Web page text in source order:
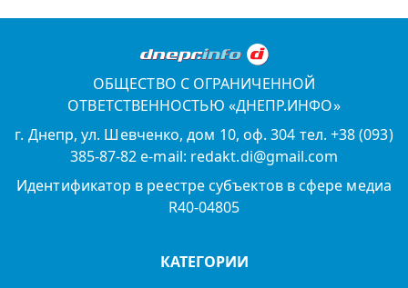
ОБЩЕСТВО С ОГРАНИЧЕННОЙ
ОТВЕТСТВЕННОСТЬЮ «ДНЕПР.ИНФО»
г. Днепр, ул. Шевченко, дом 10, оф. 304 тел. +38 (093)
385-87-82 e-mail: redakt.di@gmail.com
Идентификатор в реестре субъектов в сфере медиа
R40-04805
КАТЕГОРИИ